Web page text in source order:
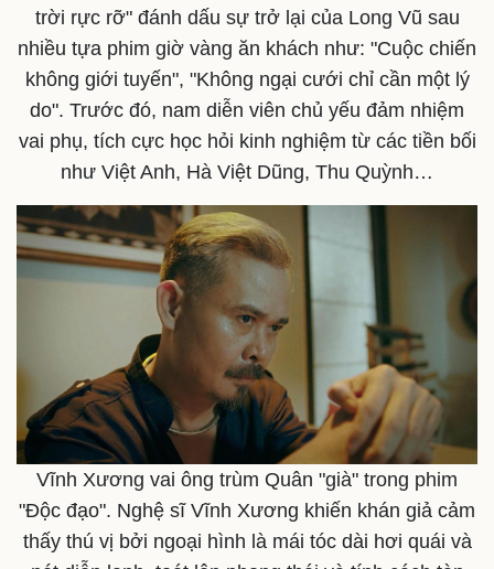
trời rực rỡ" đánh dấu sự trở lại của Long Vũ sau
nhiều tựa phim giờ vàng ăn khách như: "Cuộc chiến
không giới tuyến", "Không ngại cưới chỉ cần một lý
do". Trước đó, nam diễn viên chủ yếu đảm nhiệm
vai phụ, tích cực học hỏi kinh nghiệm từ các tiền bối
như Việt Anh, Hà Việt Dũng, Thu Quỳnh…
Vĩnh Xương vai ông trùm Quân "già" trong phim
"Độc đạo". Nghệ sĩ Vĩnh Xương khiến khán giả cảm
thấy thú vị bởi ngoại hình là mái tóc dài hơi quái và